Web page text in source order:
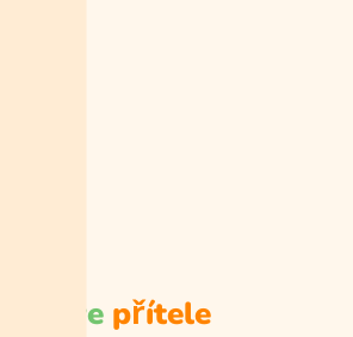
zve přítele